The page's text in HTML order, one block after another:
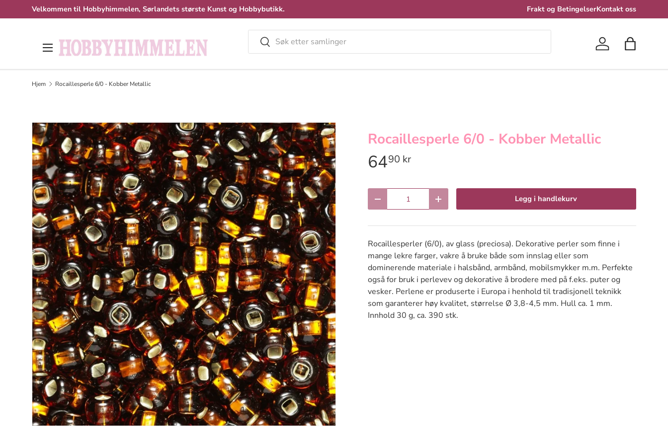
Hopp til innhold
Velkommen til Hobbyhimmelen, Sørlandets største Kunst og Hobbybutikk. Frakt og BetingelserKontakt oss
Meny Velg
Logg inn
Hjem Rocaillesperle 6/0 - Kobber Metallic
Rocaillesperle 6/0 - Kobber Metallic
6490 kr
Reduser antall Øk antall Legg i handlekurv
Rocaillesperler (6/0), av glass (preciosa). Dekorative perler som finne i
mange lekre farger, vakre å bruke både som innslag eller som
dominerende materiale i halsbånd, armbånd, mobilsmykker m.m. Perfekte
også for bruk i perlevev og dekorative å brodere med på f.eks. puter og
vesker. Perlene er produserte i Europa i henhold til tradisjonell teknikk
som garanterer høy kvalitet, størrelse Ø 3,8-4,5 mm. Hull ca. 1 mm.
Innhold 30 g, ca. 390 stk.